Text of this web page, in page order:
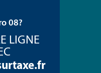
08?
LIGNE